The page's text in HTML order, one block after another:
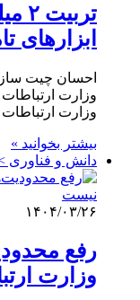
ابزارهای
احسان چیت
وزارت ارتباطات
وزارت
بیشتر بخوانید »
دانش و فناوری
۱۴۰۴/۰۳/۲۶
رفع
وزارت